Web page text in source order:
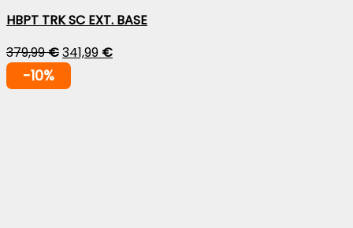
HBPT TRK SC EXT. BASE
379,99€341,99 €
-10%